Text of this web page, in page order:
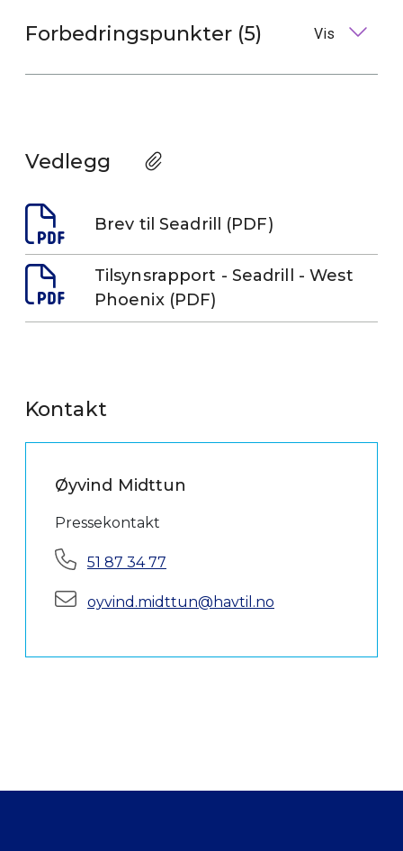
Forbedringspunkter (5) Vis
Vedlegg
Brev til Seadrill (PDF)
Tilsynsrapport - Seadrill - West
Phoenix (PDF)
Kontakt
Øyvind Midttun
Pressekontakt
Telefon:51 87 34 77
E-post:oyvind.midttun@havtil.no